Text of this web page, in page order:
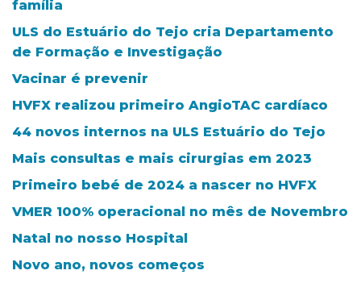
família
ULS do Estuário do Tejo cria Departamento
de Formação e Investigação
Vacinar é prevenir
HVFX realizou primeiro AngioTAC cardíaco
44 novos internos na ULS Estuário do Tejo
Mais consultas e mais cirurgias em 2023
Primeiro bebé de 2024 a nascer no HVFX
VMER 100% operacional no mês de Novembro
Natal no nosso Hospital
Novo ano, novos começos